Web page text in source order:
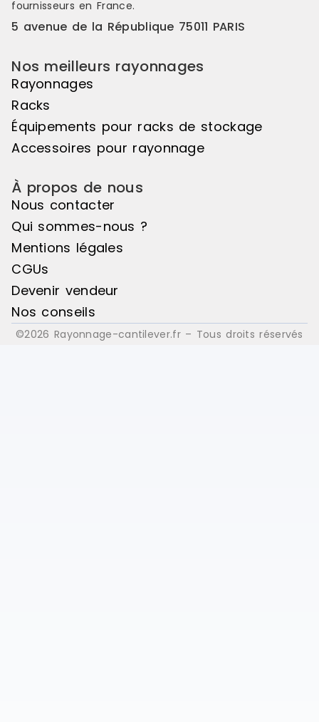
fournisseurs en France.
5 avenue de la République 75011 PARIS
Nos meilleurs rayonnages
Rayonnages
Racks
Équipements pour racks de stockage
Accessoires pour rayonnage
À propos de nous
Nous contacter
Qui sommes-nous ?
Mentions légales
CGUs
Devenir vendeur
Nos conseils
©2026 Rayonnage-cantilever.fr – Tous droits réservés